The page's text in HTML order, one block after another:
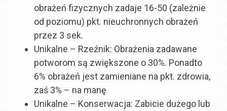
obrażeń fizycznych zadaje 16-50 (zależnie
od poziomu) pkt. nieuchronnych obrażeń
przez 3 sek.
Unikalne – Rzeźnik: Obrażenia zadawane
potworom są zwiększone o 30%. Ponadto
6% obrażeń jest zamieniane na pkt. zdrowia,
zaś 3% – na manę
Unikalne – Konserwacja: Zabicie dużego lub